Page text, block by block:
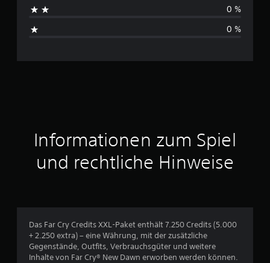
s
h
t
t
i
c
0 %
0 %
Informationen zum Spiel
und rechtliche Hinweise
Das Far Cry Credits XXL-Paket enthält 7.250 Credits (5.000
+ 2.250 extra) – eine Währung, mit der zusätzliche
Gegenstände, Outfits, Verbrauchsgüter und weitere
Inhalte von Far Cry® New Dawn erworben werden können.